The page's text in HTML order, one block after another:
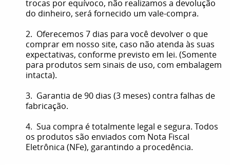
trocas por equívoco, não realizamos a devolução
do dinheiro, será fornecido um vale-compra.
2. Oferecemos 7 dias para você devolver o que
comprar em nosso site, caso não atenda às suas
expectativas, conforme previsto em lei. (Somente
para produtos sem sinais de uso, com embalagem
intacta).
3. Garantia de 90 dias (3 meses) contra falhas de
fabricação.
4. Sua compra é totalmente legal e segura. Todos
os produtos são enviados com Nota Fiscal
Eletrônica (NFe), garantindo a procedência.